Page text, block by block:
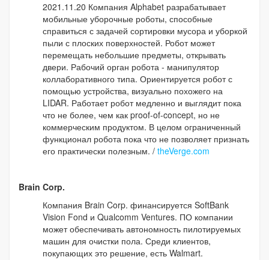
2021.11.20 Компания Alphabet разрабатывает
мобильные уборочные роботы, способные
справиться с задачей сортировки мусора и уборкой
пыли с плоских поверхностей. Робот может
перемещать небольшие предметы, открывать
двери. Рабочий орган робота - манипулятор
коллаборативного типа. Ориентируется робот с
помощью устройства, визуально похожего на
LIDAR. Работает робот медленно и выглядит пока
что не более, чем как proof-of-concept, но не
коммерческим продуктом. В целом ограниченный
функционал робота пока что не позволяет признать
его практически полезным. / theVerge.com
Brain Corp.
Компания Brain Corp. финансируется SoftBank
Vision Fond и Qualcomm Ventures. ПО компании
может обеспечивать автономность пилотируемых
машин для очистки пола. Среди клиентов,
покупающих это решение, есть Walmart.